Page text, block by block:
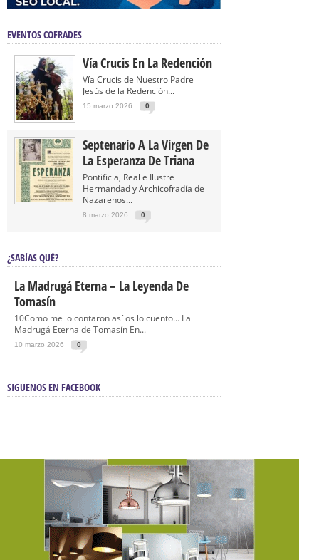
EVENTOS COFRADES
Vía Crucis En La Redención
Vía Crucis de Nuestro Padre
Jesús de la Redención...
15 marzo 2026 0
Septenario A La Virgen De
La Esperanza De Triana
Pontificia, Real e Ilustre
Hermandad y Archicofradía de
Nazarenos...
8 marzo 2026 0
¿SABÍAS QUÉ?
La Madrugá Eterna – La Leyenda De
Tomasín
10Como me lo contaron así os lo cuento… La
Madrugá Eterna de Tomasín En...
10 marzo 2026 0
SÍGUENOS EN FACEBOOK